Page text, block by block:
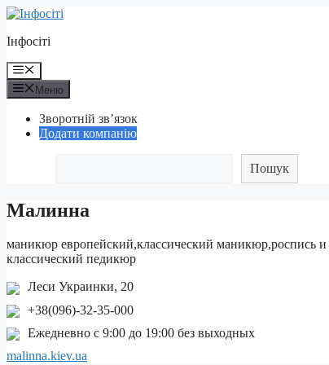
Перейти
контенту
Інфосіті
Меню
Меню
Зворотній зв’язок
Додати компанію
Пошук
Малинна
маникюр европейский,классический маникюр,роспись
классический педикюр
Леси Украинки, 20
+38(096)-32-35-000
Ежедневно с 9:00 до 19:00 без выходных
malinna.kiev.ua